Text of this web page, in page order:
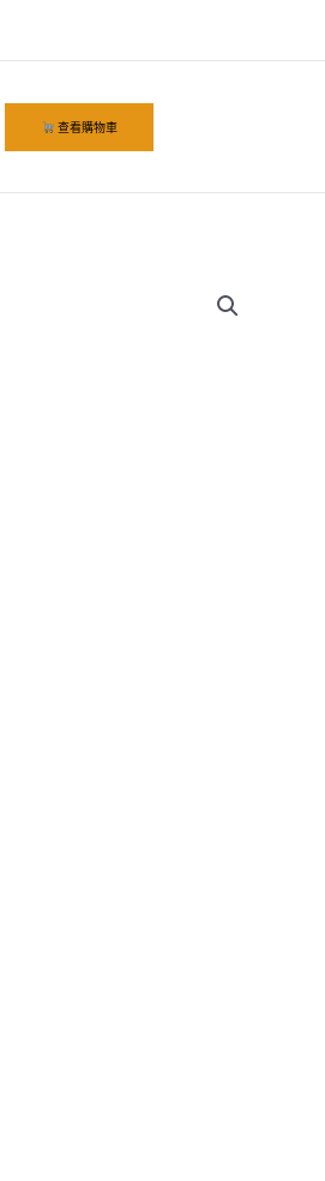
查看購物車